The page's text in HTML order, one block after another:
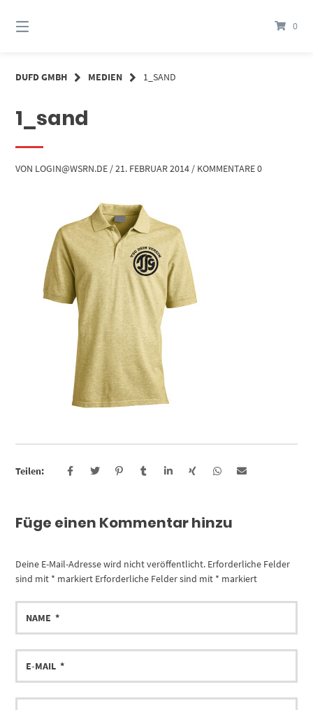
zum
Inhalt
0
DUFD GMBH MEDIEN 1_SAND
1_sand
VON LOGIN@WSRN.DE /21. FEBRUAR 2014 / KOMMENTARE 0
Teilen:
Füge einen Kommentar hinzu
Deine E-Mail-Adresse wird nicht veröffentlicht. Erforderliche Felder
sind mit * markiert Erforderliche Felder sind mit * markiert